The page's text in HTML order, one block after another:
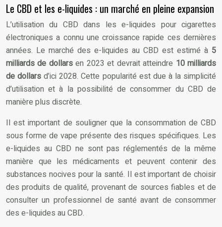
Le CBD et les e-liquides : un marché en pleine expansion
L’utilisation du CBD dans les e-liquides pour cigarettes
électroniques a connu une croissance rapide ces dernières
années. Le marché des e-liquides au CBD est estimé à 5
milliards de dollarsen 2023 et devrait atteindre 10 milliards
de dollarsd’ici 2028. Cette popularité est due à la simplicité
d’utilisation et à la possibilité de consommer du CBD de
manière plus discrète.
Il est important de souligner que la consommation de CBD
sous forme de vape présente des risques spécifiques. Les
e-liquides au CBD ne sont pas réglementés de la même
manière que les médicaments et peuvent contenir des
substances nocives pour la santé. Il est important de choisir
des produits de qualité, provenant de sources fiables et de
consulter un professionnel de santé avant de consommer
des e-liquides au CBD.